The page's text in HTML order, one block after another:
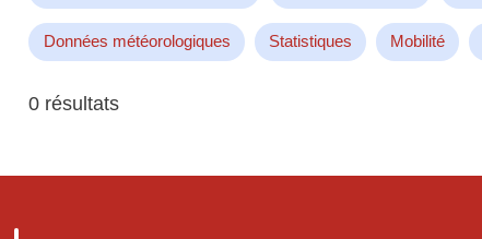
Données météorologiques Statistiques Mobilité
0 résultats